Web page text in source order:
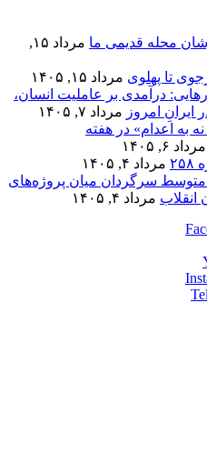
محله قدیمی ما
مرداد ۱۵,
تا پهلوی مرداد ۱۵, ۱۴۰۵
درآمدی بر عاملیت انسان،
امروز مرداد ۷, ۱۴۰۵
به اعدام» در هفته
مرداد ۶, ۱۴۰۵
مرداد ۴, ۱۴۰۵
سرگردان میان پروژه‌های
انقلاب مرداد ۴, ۱۴۰۵